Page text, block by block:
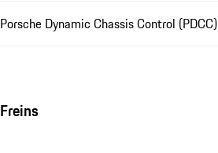
Porsche Dynamic Chassis Control (PDCC)
Freins